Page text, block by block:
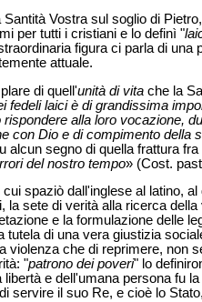
Vostra sul soglio di
per tutti i cristiani e lo definì "
figura ci parla di
attuale.
di quell'unità di vita che la
fedeli laici è di grandissima
alla loro vocazione,
con Dio e di compimento della
alcun segno di quella frattura
del nostro tempo» (Cost.
spaziò dall'inglese al latino,
la sete di verità alla ricerca
e la formulazione delle
tutela di una vera giustizia
violenza che di reprimere, non
"patrono dei poveri" lo
libertà e dell'umana persona fu
servire il suo Re, e cioè lo